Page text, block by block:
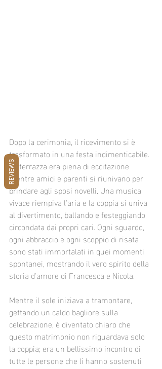
Dopo la cerimonia, il ricevimento si è
trasformato in una festa indimenticabile.
La terrazza era piena di eccitazione
mentre amici e parenti si riunivano per
brindare agli sposi novelli. Una musica
vivace riempiva l'aria e la coppia si univa
al divertimento, ballando e festeggiando
circondata dai propri cari. Ogni sguardo,
ogni abbraccio e ogni scoppio di risata
sono stati immortalati in quei momenti
spontanei, mostrando il vero spirito della
storia d'amore di Francesca e Nicola.
Mentre il sole iniziava a tramontare,
gettando un caldo bagliore sulla
celebrazione, è diventato chiaro che
questo matrimonio non riguardava solo
la coppia; era un bellissimo incontro di
tutte le persone che li hanno sostenuti
REVIEWS